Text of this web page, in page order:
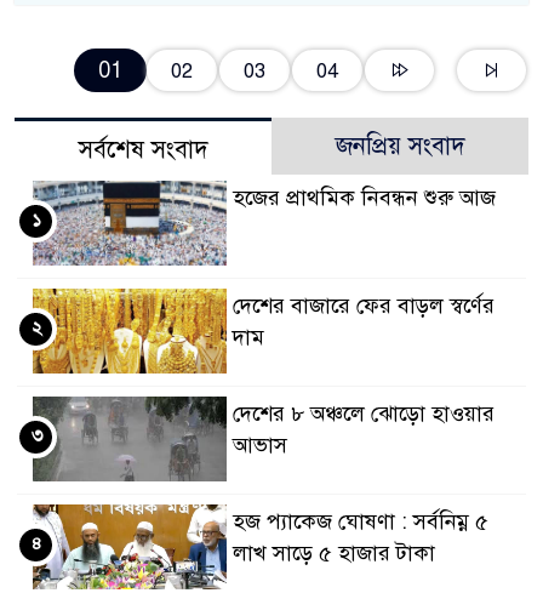
01 02 03 04
সর্বশেষ সংবাদ জনপ্রিয় সংবাদ
হজের প্রাথমিক নিবন্ধন শুরু আজ
১
দেশের বাজারে ফের বাড়ল স্বর্ণের
দাম
২
দেশের ৮ অঞ্চলে ঝোড়ো হাওয়ার
আভাস
৩
হজ প্যাকেজ ঘোষণা : সর্বনিম্ন ৫
লাখ সাড়ে ৫ হাজার টাকা
৪